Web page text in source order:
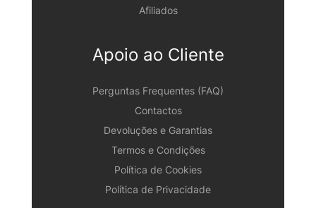
Afiliados
Apoio ao Cliente
Perguntas Frequentes (FAQ)
Contactos
Devoluções e Garantias
Termos e Condições
Política de Cookies
Política de Privacidade